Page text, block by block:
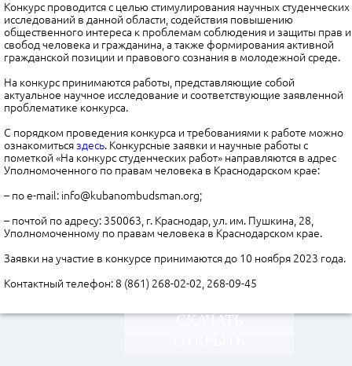
Конкурс проводится с целью стимулирования научных студенческих
исследований в данной области, содействия повышению
общественного интереса к проблемам соблюдения и защиты прав и
свобод человека и гражданина, а также формирования активной
гражданской позиции и правового сознания в молодежной среде.
На конкурс принимаются работы, представляющие собой
актуальное научное исследование и соответствующие заявленной
проблематике конкурса.
С порядком проведения конкурса и требованиями к работе можно
ознакомитьсяздесь. Конкурсные заявки и научные работы с
пометкой «На конкурс студенческих работ» направляются в адрес
Уполномоченного по правам человека в Краснодарском крае:
– по e-mail: info@kubanombudsman.org;
– почтой по адресу: 350063, г. Краснодар, ул. им. Пушкина, 28,
Уполномоченному по правам человека в Краснодарском крае.
Заявки на участие в конкурсе принимаются до 10 ноября 2023 года.
Контактный телефон: 8 (861) 268-02-02, 268-09-45
СКАЧАТЬ